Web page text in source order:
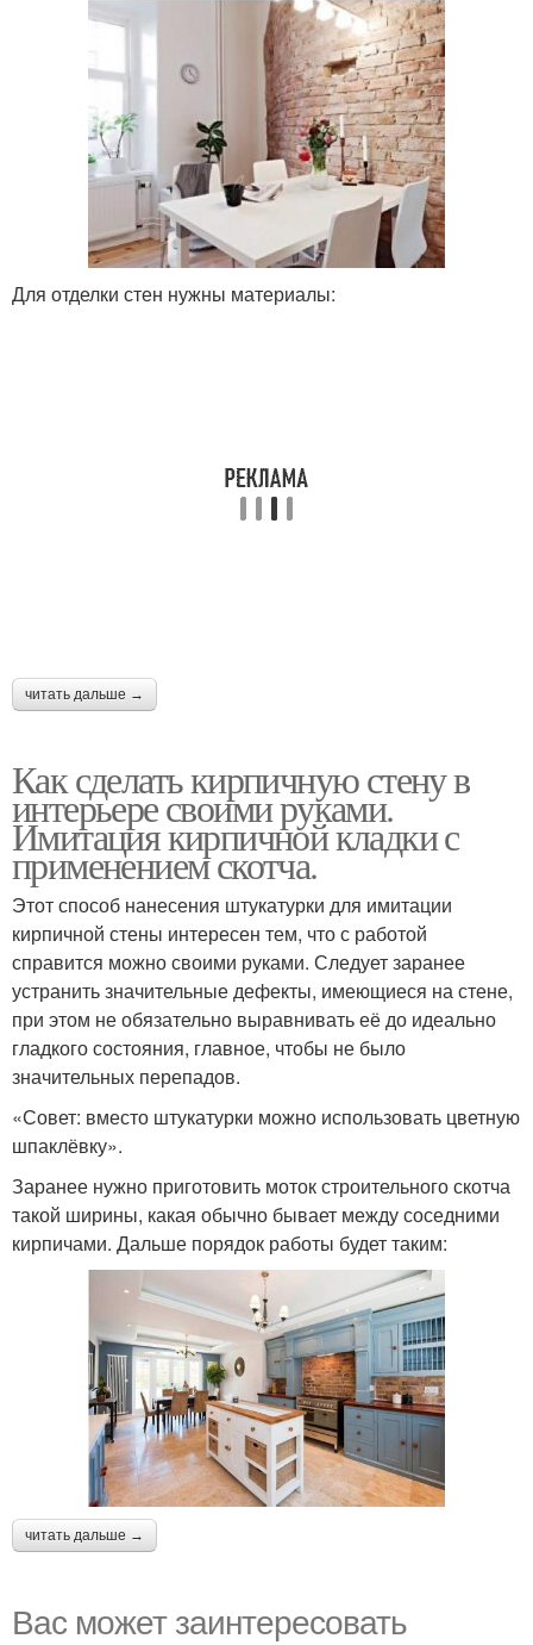
Для отделки стен нужны материалы:
читать дальше →
Как сделать кирпичную стену в
интерьере своими руками.
Имитация кирпичной кладки с
применением скотча.
Этот способ нанесения штукатурки для имитации
кирпичной стены интересен тем, что с работой
справится можно своими руками. Следует заранее
устранить значительные дефекты, имеющиеся на стене,
при этом не обязательно выравнивать её до идеально
гладкого состояния, главное, чтобы не было
значительных перепадов.
«Совет: вместо штукатурки можно использовать цветную
шпаклёвку».
Заранее нужно приготовить моток строительного скотча
такой ширины, какая обычно бывает между соседними
кирпичами. Дальше порядок работы будет таким:
читать дальше →
Вас может заинтересовать